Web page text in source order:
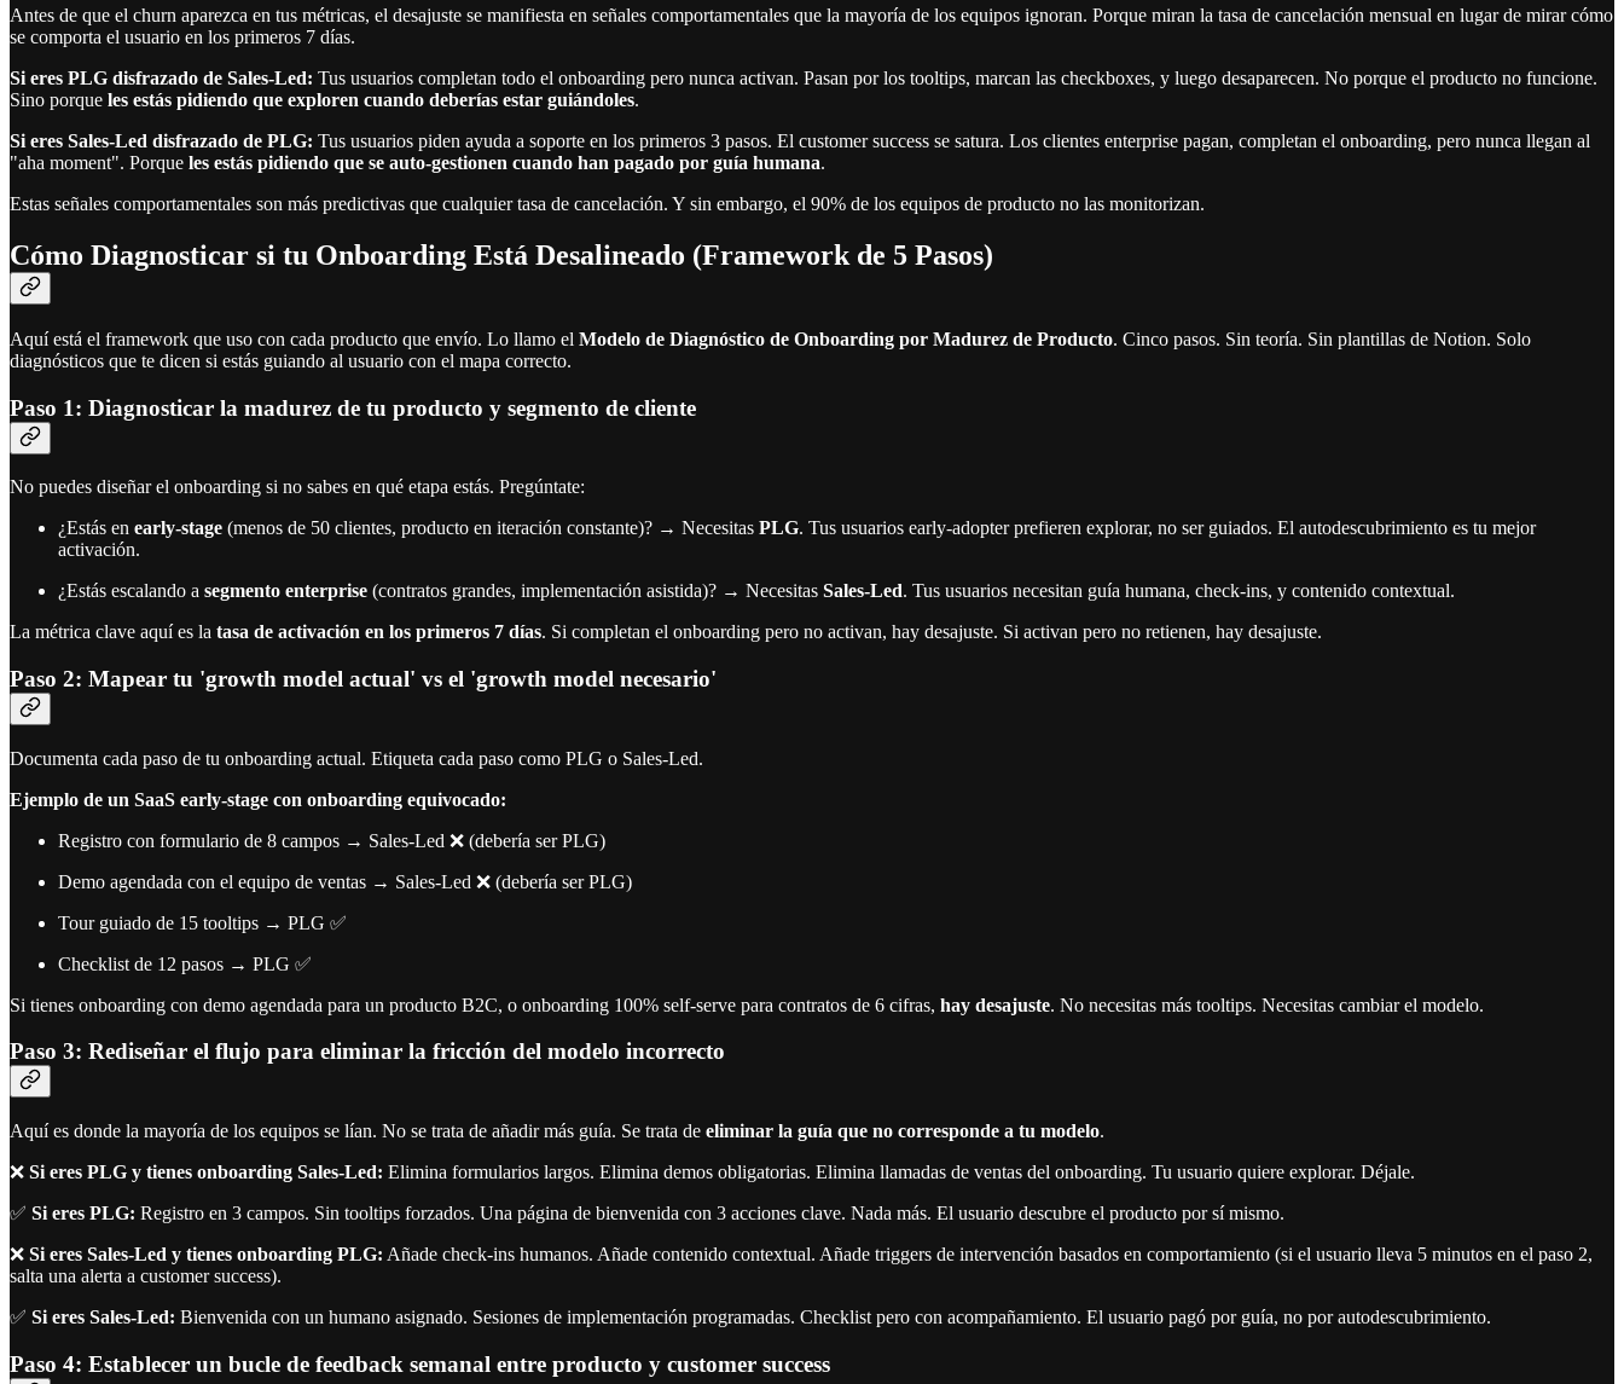
Antes de que el churn aparezca en tus métricas, el desajuste se manifiesta en señales comportamentales que la mayoría de los equipos ignoran. Porque miran la tasa de cancelación mensual en lugar de mirar cómo
se comporta el usuario en los primeros 7 días.
Si eres PLG disfrazado de Sales-Led: Tus usuarios completan todo el onboarding pero nunca activan. Pasan por los tooltips, marcan las checkboxes, y luego desaparecen. No porque el producto no funcione.
Sino porque les estás pidiendo que exploren cuando deberías estar guiándoles.
Si eres Sales-Led disfrazado de PLG: Tus usuarios piden ayuda a soporte en los primeros 3 pasos. El customer success se satura. Los clientes enterprise pagan, completan el onboarding, pero nunca llegan al
"aha moment". Porque les estás pidiendo que se auto-gestionen cuando han pagado por guía humana.
Estas señales comportamentales son más predictivas que cualquier tasa de cancelación. Y sin embargo, el 90% de los equipos de producto no las monitorizan.
Cómo Diagnosticar si tu Onboarding Está Desalineado (Framework de 5 Pasos)
Aquí está el framework que uso con cada producto que envío. Lo llamo el Modelo de Diagnóstico de Onboarding por Madurez de Producto. Cinco pasos. Sin teoría. Sin plantillas de Notion. Solo
diagnósticos que te dicen si estás guiando al usuario con el mapa correcto.
Paso 1: Diagnosticar la madurez de tu producto y segmento de cliente
No puedes diseñar el onboarding si no sabes en qué etapa estás. Pregúntate:
¿Estás en early-stage (menos de 50 clientes, producto en iteración constante)? → Necesitas PLG. Tus usuarios early-adopter prefieren explorar, no ser guiados. El autodescubrimiento es tu mejor
activación.
¿Estás escalando a segmento enterprise (contratos grandes, implementación asistida)? → Necesitas Sales-Led. Tus usuarios necesitan guía humana, check-ins, y contenido contextual.
La métrica clave aquí es la tasa de activación en los primeros 7 días. Si completan el onboarding pero no activan, hay desajuste. Si activan pero no retienen, hay desajuste.
Paso 2: Mapear tu 'growth model actual' vs el 'growth model necesario'
Documenta cada paso de tu onboarding actual. Etiqueta cada paso como PLG o Sales-Led.
Ejemplo de un SaaS early-stage con onboarding equivocado:
Registro con formulario de 8 campos → Sales-Led ❌ (debería ser PLG)
Demo agendada con el equipo de ventas → Sales-Led ❌ (debería ser PLG)
Tour guiado de 15 tooltips → PLG ✅
Checklist de 12 pasos → PLG ✅
Si tienes onboarding con demo agendada para un producto B2C, o onboarding 100% self-serve para contratos de 6 cifras, hay desajuste. No necesitas más tooltips. Necesitas cambiar el modelo.
Paso 3: Rediseñar el flujo para eliminar la fricción del modelo incorrecto
Aquí es donde la mayoría de los equipos se lían. No se trata de añadir más guía. Se trata de eliminar la guía que no corresponde a tu modelo.
❌ Si eres PLG y tienes onboarding Sales-Led: Elimina formularios largos. Elimina demos obligatorias. Elimina llamadas de ventas del onboarding. Tu usuario quiere explorar. Déjale.
✅ Si eres PLG: Registro en 3 campos. Sin tooltips forzados. Una página de bienvenida con 3 acciones clave. Nada más. El usuario descubre el producto por sí mismo.
❌ Si eres Sales-Led y tienes onboarding PLG: Añade check-ins humanos. Añade contenido contextual. Añade triggers de intervención basados en comportamiento (si el usuario lleva 5 minutos en el paso 2,
salta una alerta a customer success).
✅ Si eres Sales-Led: Bienvenida con un humano asignado. Sesiones de implementación programadas. Checklist pero con acompañamiento. El usuario pagó por guía, no por autodescubrimiento.
Paso 4: Establecer un bucle de feedback semanal entre producto y customer success